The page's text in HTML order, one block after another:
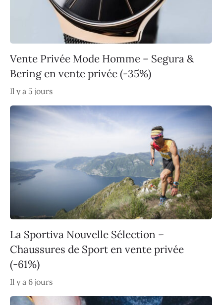
Vente Privée Mode Homme – Segura &
Bering en vente privée (-35%)
Il y a 5 jours
La Sportiva Nouvelle Sélection –
Chaussures de Sport en vente privée
(-61%)
Il y a 6 jours